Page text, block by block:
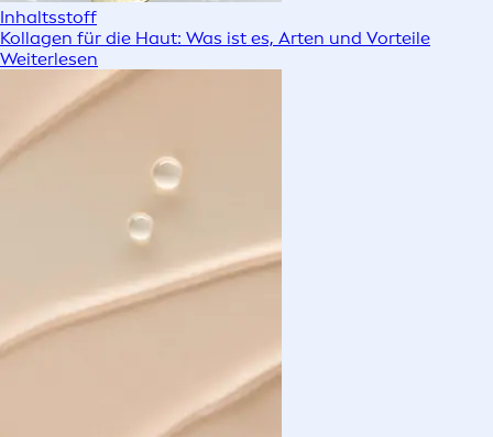
Inhaltsstoff
Kollagen für die Haut: Was ist es, Arten und Vorteile
Weiterlesen